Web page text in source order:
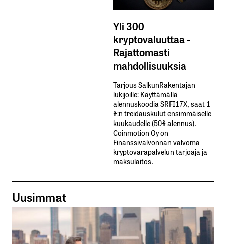
Yli 300
kryptovaluuttaa -
Rajattomasti
mahdollisuuksia
Tarjous SalkunRakentajan
lukijoille: Käyttämällä​ ​
alennuskoodia​ ​SRFI17X,​ ​saat​ ​1
%:n treidauskulut​ ​ensimmäiselle​ ​
kuukaudelle​ ​(50%​ ​alennus).
Coinmotion Oy on
Finanssivalvonnan valvoma
kryptovarapalvelun tarjoaja ja
maksulaitos.
Uusimmat